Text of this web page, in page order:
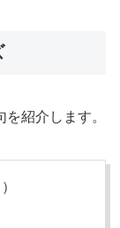
紹介します。